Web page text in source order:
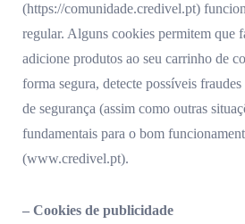
(https://comunidade.credivel.pt)
regular. Alguns cookies permitem que
adicione produtos ao seu carrinho de
forma segura, detecte possíveis
de segurança (assim como outras
fundamentais para o bom
(www.credivel.pt).
– Cookies de publicidade